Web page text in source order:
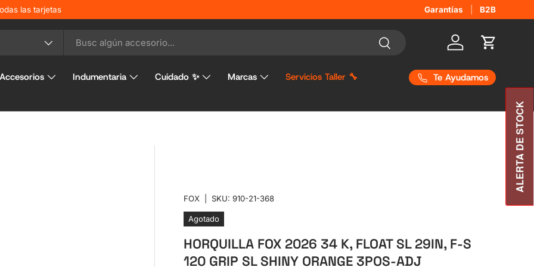
las tarjetas ¿Quieres distribuir nuestras
Garantías B2B
Buscar
Iniciar sesión
Carrito
Accesorios Indumentaria Cuidado ✨ Marcas
Servicios Taller 🔧
Te Ayudamos
FOX SKU: 910-21-368
Agotado
HORQUILLA FOX 2026 34 K, FLOAT SL 29IN, F-S
120 GRIP SL SHINY ORANGE 3POS-ADJ
ALERTA DE STOCK